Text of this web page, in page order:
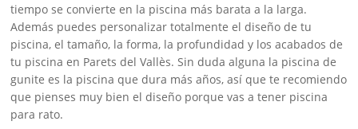
tiempo se convierte en la piscina más barata a la larga.
Además puedes personalizar totalmente el diseño de tu
piscina, el tamaño, la forma, la profundidad y los acabados de
tu piscina en Parets del Vallès. Sin duda alguna la piscina de
gunite es la piscina que dura más años, así que te recomiendo
que pienses muy bien el diseño porque vas a tener piscina
para rato.